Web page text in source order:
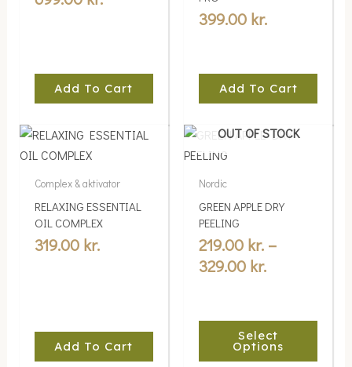
Add To Cart
399.00 kr.
Add To Cart
Complex & aktivator
RELAXING ESSENTIAL
OIL COMPLEX
319.00 kr.
Add To Cart
OUT OF STOCK
Nordic
GREEN APPLE DRY
PEELING
219.00 kr. –
329.00 kr.
Price
329.00 kr.
Select
Options
This
product
variants.
The
options
may
chosen
the